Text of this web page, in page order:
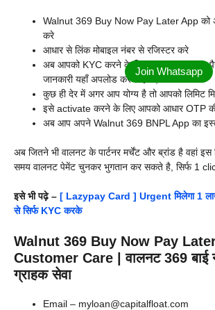
Walnut 369 Buy Now Pay Later App को
करे
आधार से लिंक मोबाइल नंबर से रजिस्टर करे
अब आपको KYC करने के लिए अपना आधार आर
जानकारी यहाँ अपलोड करनी होगी,
कुछ ही देर में अगर आप योग्य है तो आपको लिमिट
इसे activate करने के लिए आपको आधार OTP
अब आप अपने Walnut 369 BNPL App का
अब जितने भी वालनट के पार्टनर मर्चेंट और ब्रांड है वहां
समय वालनट पेमेंट चुनकर भुगतान कर सकते है, सिर्फ 1
इसे भी पढ़े – [ Lazypay Card ] Urgent मिलेगा 1
से सिर्फ KYC करके
Walnut 369 Buy Now Pay
Customer Care | वालनट 369 बाई
ग्राहक सेवा
Email – myloan@capitalfloat.com